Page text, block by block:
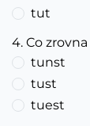
tut
4. Co
tunst
tust
tuest